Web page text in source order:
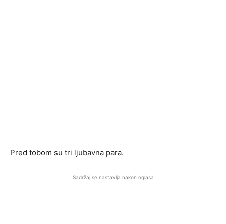
Pred tobom su tri ljubavna para.
Sadržaj se nastavlja nakon oglasa